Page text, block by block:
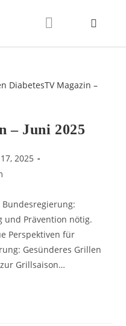
– Juni 2025
2025
und Prävention nötig.
Perspektiven für
Gesünderes Grillen
Grillsaison…